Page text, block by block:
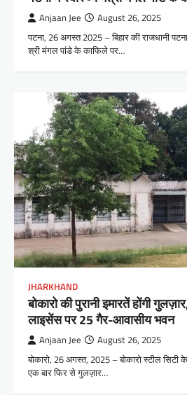
Anjaan Jee August 26, 2025
पटना, 26 अगस्त 2025 – बिहार की राजधानी
श्री मंगल पांडे के काफिले पर…
JHARKHAND
बोकारो की पुरानी इमारतें होंगी
लाइसेंस पर 25 गैर-आवासीय भवन
Anjaan Jee August 26, 2025
बोकारो, 26 अगस्त, 2025 – बोकारो स्टील
एक बार फिर से गुलज़ार…